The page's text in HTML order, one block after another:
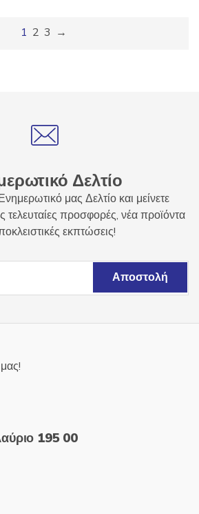
1 2 3 →
Δελτίο
μας Δελτίο και μείνετε
τελευταίες προσφορές, νέα προϊόντα
εκπτώσεις!
195 00